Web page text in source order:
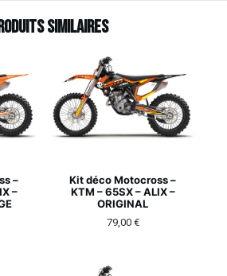
similaires
–
–
Kit déco Motocross –
KTM – 65SX – ALIX –
ORIGINAL
79,00 €